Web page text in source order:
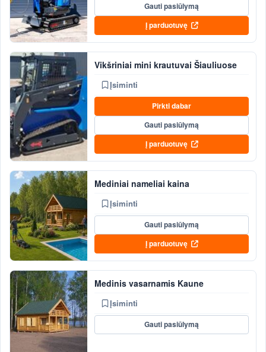
Gauti pasiūlymą
Į parduotuvę
Vikšriniai mini krautuvai Šiauliuose
Įsiminti
Pirkti dabar
Gauti pasiūlymą
Į parduotuvę
Mediniai nameliai kaina
Įsiminti
Gauti pasiūlymą
Į parduotuvę
Medinis vasarnamis Kaune
Įsiminti
Gauti pasiūlymą